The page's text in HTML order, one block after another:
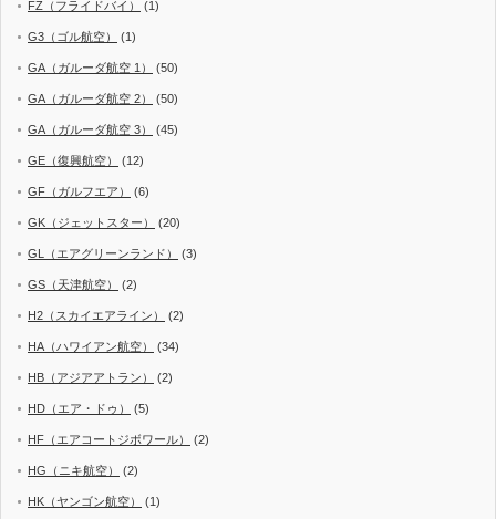
FZ（フライドバイ） (1)
G3（ゴル航空） (1)
GA（ガルーダ航空 1） (50)
GA（ガルーダ航空 2） (50)
GA（ガルーダ航空 3） (45)
GE（復興航空） (12)
GF（ガルフエア） (6)
GK（ジェットスター） (20)
GL（エアグリーンランド） (3)
GS（天津航空） (2)
H2（スカイエアライン） (2)
HA（ハワイアン航空） (34)
HB（アジアアトラン） (2)
HD（エア・ドゥ） (5)
HF（エアコートジボワール） (2)
HG（ニキ航空） (2)
HK（ヤンゴン航空） (1)